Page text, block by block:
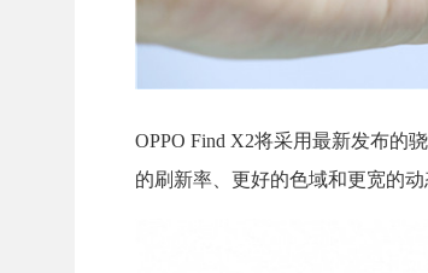
OPPO Find X2将采用最新发布的
的刷新率、更好的色域和更宽的动